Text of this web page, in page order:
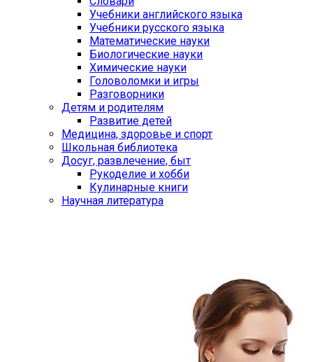
Учебники английского языка
Учебники русского языка
Математические науки
Биологические науки
Химические науки
Головоломки и игры
Разговорники
Детям и родителям
Развитие детей
Медицина, здоровье и спорт
Школьная библиотека
Досуг, развлечение, быт
Рукоделие и хобби
Кулинарные книги
Научная литература